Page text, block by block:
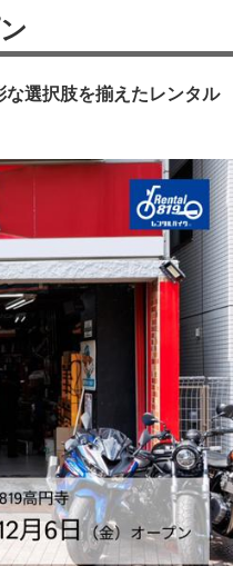
選択肢を揃えたレンタル